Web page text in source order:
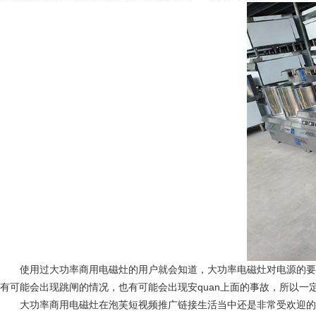
使用过大功率商用电磁灶的用户就会知道，大功率电磁灶对电源的
有可能会出现跳闸的情况，也有可能会出现安quan上面的事故，所以一
大功率商用电磁灶在泡芙短视频推广链接生活当中还是非常受欢迎的